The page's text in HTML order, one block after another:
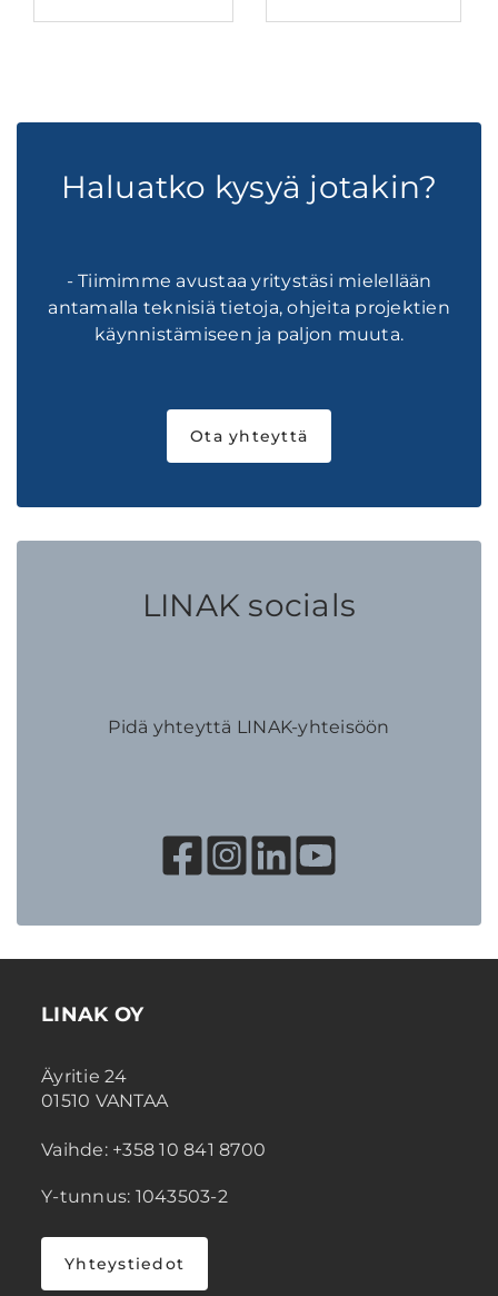
Haluatko kysyä jotakin?
- Tiimimme avustaa yritystäsi mielellään
antamalla teknisiä tietoja, ohjeita projektien
käynnistämiseen ja paljon muuta.
Ota yhteyttä
LINAK socials
Pidä yhteyttä LINAK-yhteisöön
LINAK OY
Äyritie 24
01510 VANTAA
Vaihde: +358 10 841 8700
Y-tunnus: 1043503-2
Yhteystiedot